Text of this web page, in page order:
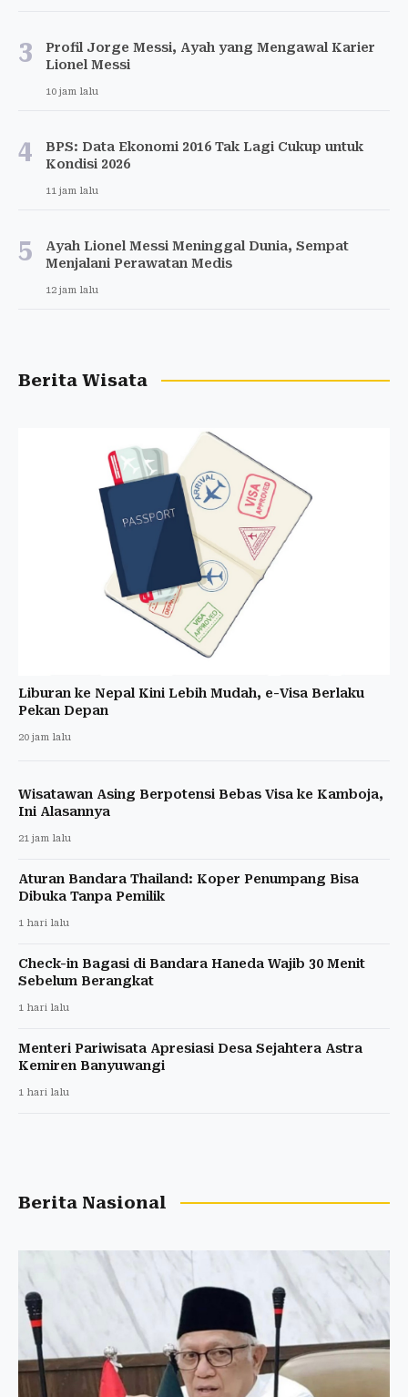
3
Profil Jorge Messi, Ayah yang Mengawal Karier
Lionel Messi
10 jam lalu
4
BPS: Data Ekonomi 2016 Tak Lagi Cukup untuk
Kondisi 2026
11 jam lalu
5
Ayah Lionel Messi Meninggal Dunia, Sempat
Menjalani Perawatan Medis
12 jam lalu
Berita Wisata
Liburan ke Nepal Kini Lebih Mudah, e-Visa Berlaku
Pekan Depan
20 jam lalu
Wisatawan Asing Berpotensi Bebas Visa ke Kamboja,
Ini Alasannya
21 jam lalu
Aturan Bandara Thailand: Koper Penumpang Bisa
Dibuka Tanpa Pemilik
1 hari lalu
Check-in Bagasi di Bandara Haneda Wajib 30 Menit
Sebelum Berangkat
1 hari lalu
Menteri Pariwisata Apresiasi Desa Sejahtera Astra
Kemiren Banyuwangi
1 hari lalu
Berita Nasional